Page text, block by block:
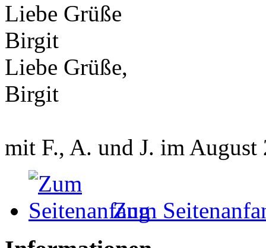
Liebe Grüße
Birgit
Liebe Grüße,
Birgit
mit F., A. und J. im August
Zum